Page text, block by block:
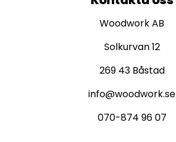
Woodwork AB
Solkurvan 12
269 43 Båstad
info@woodwork.se
070-874 96 07